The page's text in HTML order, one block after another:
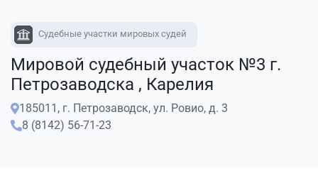
Судебные участки мировых судей
Мировой судебный участок №3 г.
Петрозаводска , Карелия
185011, г. Петрозаводск, ул. Ровио, д. 3
8 (8142) 56-71-23